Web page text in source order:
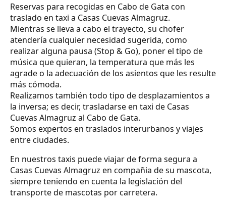
Reservas para recogidas en Cabo de Gata con
traslado en taxi a Casas Cuevas Almagruz.
Mientras se lleva a cabo el trayecto, su chofer
atendería cualquier necesidad sugerida, como
realizar alguna pausa (Stop & Go), poner el tipo de
música que quieran, la temperatura que más les
agrade o la adecuación de los asientos que les resulte
más cómoda.
Realizamos también todo tipo de desplazamientos a
la inversa; es decir, trasladarse en taxi de Casas
Cuevas Almagruz al Cabo de Gata.
Somos expertos en traslados interurbanos y viajes
entre ciudades.
En nuestros taxis puede viajar de forma segura a
Casas Cuevas Almagruz en compañia de su mascota,
siempre teniendo en cuenta la legislación del
transporte de mascotas por carretera.